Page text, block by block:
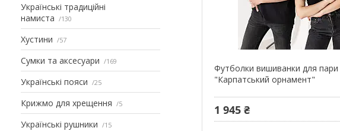
Українські традиційні
намиста
130
Хустини 57
Сумки та аксесуари 169
Українські пояси 25
Крижмо для хрещення 5
Українські рушники 15
Футболки вишиванки для пари
"Карпатський орнамент"
1 945 ₴